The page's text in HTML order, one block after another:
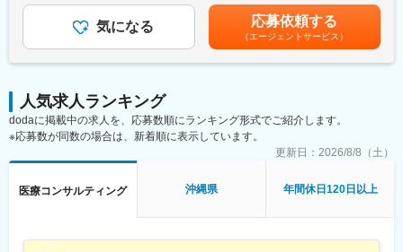
（自分の業務が終わるよう業務管理を行う必要はありますが、裁
量の大きい働き方ができます）
※現在、関東関西のほか、九州、中部、東北、海外在住の方もいま
・会議や打ち合わせで必要な時は大阪・東京等へ出張（宿泊も伴
います）が発生します。
※国内出張の頻度は1~3回/年です。（海外出張はほとんどありませ
ん。）
同社は、個人が最大限に能力を発揮できるよう働きやすい環境作
誇っており、長期就業が可能な環境・福利厚生が整っています。
性質ならびに製造・品質管理に関する資料の整備・評価・助言・
企画の設定
・製造業認定、原薬登録等
※クライアントは欧米製薬会社または外資系製薬会社がほとんどで
にあたっていただきます。
安の金額であり、選考を通じて上下する可能性があります。月給
(月額)は固定手当を含めた表記です。
気になる 応募依頼する
（エージェントサービス）
人気求人ランキング
dodaに掲載中の求人を、応募数順にランキング形式でご紹介します。
※応募数が同数の場合は、新着順に表示しています。
更新日： 2026/8/8（土）
医療コンサルティング 沖縄県 年間休日120日以上